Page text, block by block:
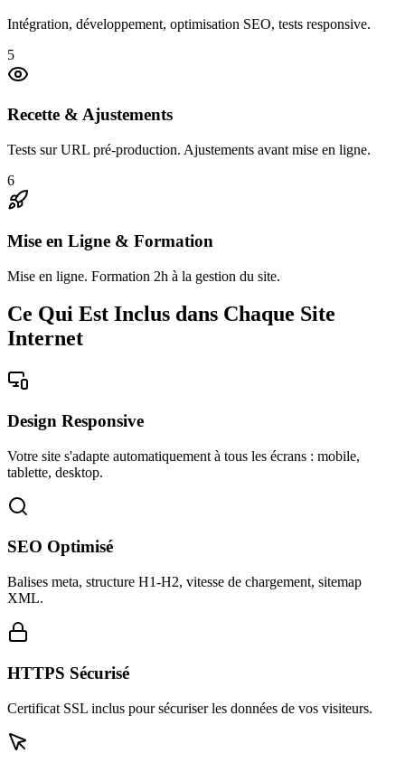
Intégration, développement, optimisation SEO, tests responsive.
5
Recette & Ajustements
Tests sur URL pré-production. Ajustements avant mise en ligne.
6
Mise en Ligne & Formation
Mise en ligne. Formation 2h à la gestion du site.
Ce Qui Est Inclus dans Chaque Site
Internet
Design Responsive
Votre site s'adapte automatiquement à tous les écrans : mobile,
tablette, desktop.
SEO Optimisé
Balises meta, structure H1-H2, vitesse de chargement, sitemap
XML.
HTTPS Sécurisé
Certificat SSL inclus pour sécuriser les données de vos visiteurs.